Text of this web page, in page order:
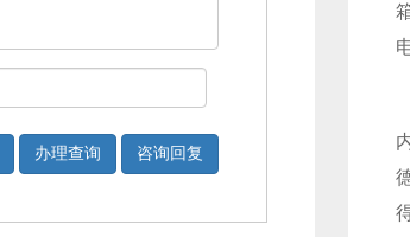
办理查询 咨询回复